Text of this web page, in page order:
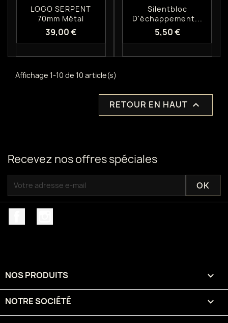
Aperçu rapide
LOGO SERPENT
70mm Métal
39,00 €
Aperçu rapide
Silentbloc
D'échappement...
5,50 €
Affichage 1-10 de 10 article(s)
RETOUR EN HAUT 
Recevez nos offres spéciales
NOS PRODUITS 
NOTRE SOCIÉTÉ 